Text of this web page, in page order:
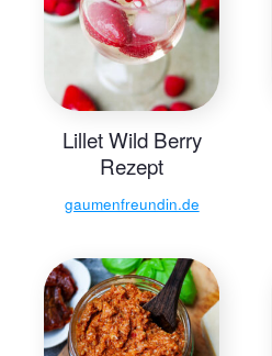
Lillet Wild Berry
Rezept
gaumenfreundin.de